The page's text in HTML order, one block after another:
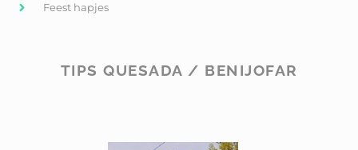
Feest hapjes
TIPS QUESADA / BENIJOFAR